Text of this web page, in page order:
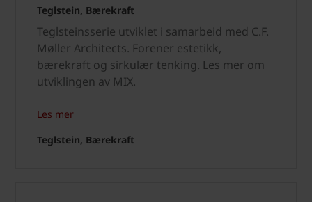
Teglstein, Bærekraft
Teglsteinsserie utviklet i samarbeid med C.F.
Møller Architects. Forener estetikk,
bærekraft og sirkulær tenking. Les mer om
utviklingen av MIX.
Les mer
Teglstein, Bærekraft